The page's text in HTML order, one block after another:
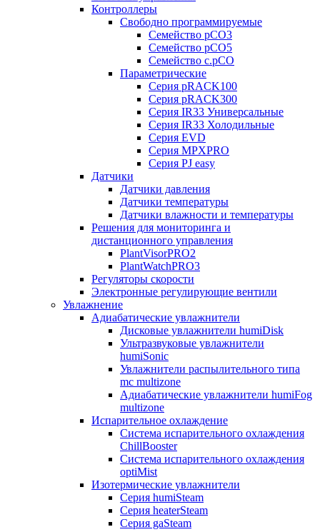
Контроллеры
Свободно программируемые
Семейство pCO3
Семейство pCO5
Семейство c.pCO
Параметрические
Серия pRACK100
Серия pRACK300
Серия IR33 Универсальные
Серия IR33 Холодильные
Серия EVD
Серия MPXPRO
Серия PJ easy
Датчики
Датчики давления
Датчики температуры
Датчики влажности и температуры
Решения для мониторинга и
дистанционного управления
PlantVisorPRO2
PlantWatchPRO3
Регуляторы скорости
Электронные регулирующие вентили
Увлажнение
Адиабатические увлажнители
Дисковые увлажнители humiDisk
Ультразвуковые увлажнители
humiSonic
Увлажнители распылительного типа
mc multizone
Адиабатические увлажнители humiFog
multizone
Испарительное охлаждение
Система испарительного охлаждения
ChillBooster
Система испарительного охлаждения
optiMist
Изотермические увлажнители
Серия humiSteam
Серия heaterSteam
Серия gaSteam